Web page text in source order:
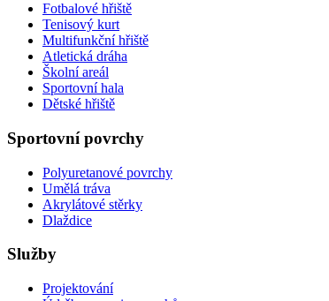
Fotbalové hřiště
Tenisový kurt
Multifunkční hřiště
Atletická dráha
Školní areál
Sportovní hala
Dětské hřiště
Sportovní povrchy
Polyuretanové povrchy
Umělá tráva
Akrylátové stěrky
Dlaždice
Služby
Projektování